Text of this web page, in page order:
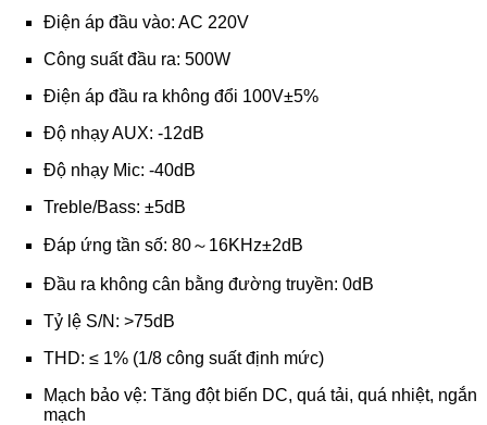
Điện áp đầu vào: AC 220V
Công suất đầu ra: 500W
Điện áp đầu ra không đổi 100V±5%
Độ nhạy AUX: -12dB
Độ nhạy Mic: -40dB
Treble/Bass: ±5dB
Đáp ứng tần số: 80～16KHz±2dB
Đầu ra không cân bằng đường truyền: 0dB
Tỷ lệ S/N: >75dB
THD: ≤ 1% (1/8 công suất định mức)
Mạch bảo vệ: Tăng đột biến DC, quá tải, quá nhiệt, ngắn
mạch